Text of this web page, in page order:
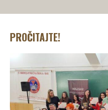
PROČITAJTE!